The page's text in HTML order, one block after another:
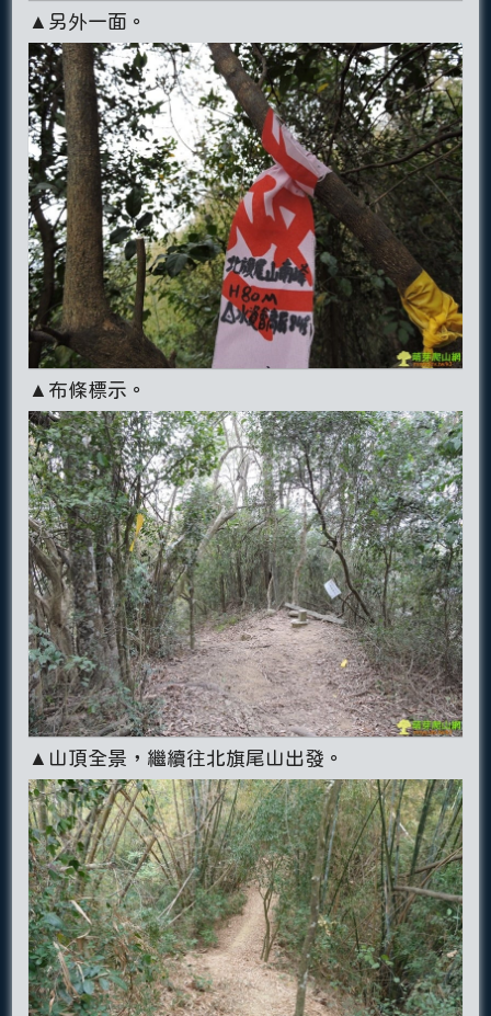
▲另外一面。
▲布條標示。
▲山頂全景，繼續往北旗尾山出發。